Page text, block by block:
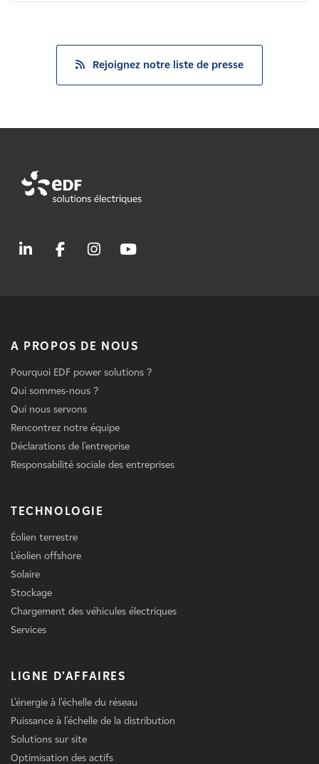
Rejoignez notre liste de presse
A PROPOS DE NOUS
Pourquoi EDF power solutions ?
Qui sommes-nous ?
Qui nous servons
Rencontrez notre équipe
Déclarations de l'entreprise
Responsabilité sociale des entreprises
TECHNOLOGIE
Éolien terrestre
L'éolien offshore
Solaire
Stockage
Chargement des véhicules électriques
Services
LIGNE D'AFFAIRES
L'énergie à l'échelle du réseau
Puissance à l'échelle de la distribution
Solutions sur site
Optimisation des actifs